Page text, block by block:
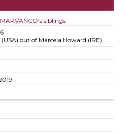
MARVANCO's siblings
out of Marcela Howard (IRE)